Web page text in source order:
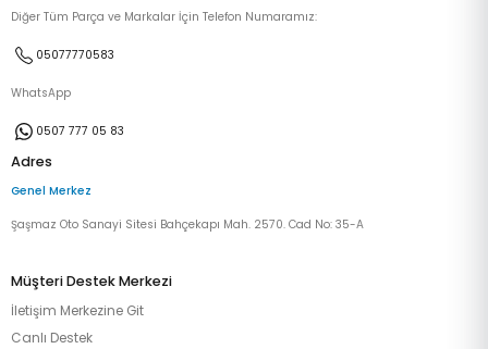
Diğer Tüm Parça ve Markalar İçin Telefon Numaramız:
05077770583
WhatsApp
0507 777 05 83
Adres
Genel Merkez
Şaşmaz Oto Sanayi Sitesi Bahçekapı Mah. 2570. Cad No: 35-A
Müşteri Destek Merkezi
İletişim Merkezine Git
Canlı Destek